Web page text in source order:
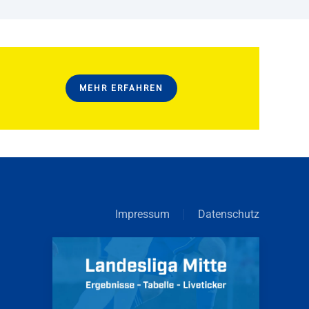
MEHR ERFAHREN
Impressum Datenschutz